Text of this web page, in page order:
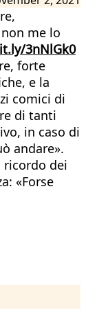
me lo
3nNlGk0
forte
e la
comici di
di tanti
in caso di
andare».
ricordo dei
«Forse